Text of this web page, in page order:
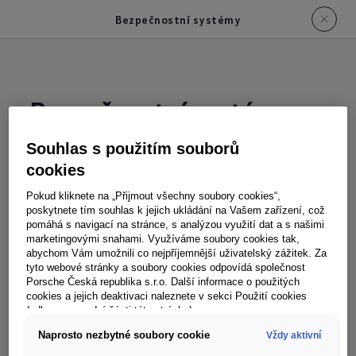
Bezpečnostní systémy
Bezpečnostní systémy
V sériové výbavěsázíme na
jistotu
Crafter má k dispozici bohatou bezpečnostní
výbavu.
Multikolizní brzda¹
Mutlikolizní brzda začne automobil brzdit
bezprostředně potom, co rozpozná náraz
Souhlas s použitím souborů
cookies
Pokud kliknete na „Přijmout všechny soubory cookies“,
poskytnete tím souhlas k jejich ukládání na Vašem zařízení, což
pomáhá s navigací na stránce, s analýzou využití dat a s našimi
marketingovými snahami. Využíváme soubory cookies tak,
abychom Vám umožnili co nejpříjemnější uživatelský zážitek. Za
tyto webové stránky a soubory cookies odpovídá společnost
Porsche Česká republika s.r.o. Další informace o použitých
cookies a jejich deaktivaci naleznete v sekci Použití cookies
(odkaz ve spodní části této stránky).
Naprosto nezbytné soubory cookie Vždy aktivní